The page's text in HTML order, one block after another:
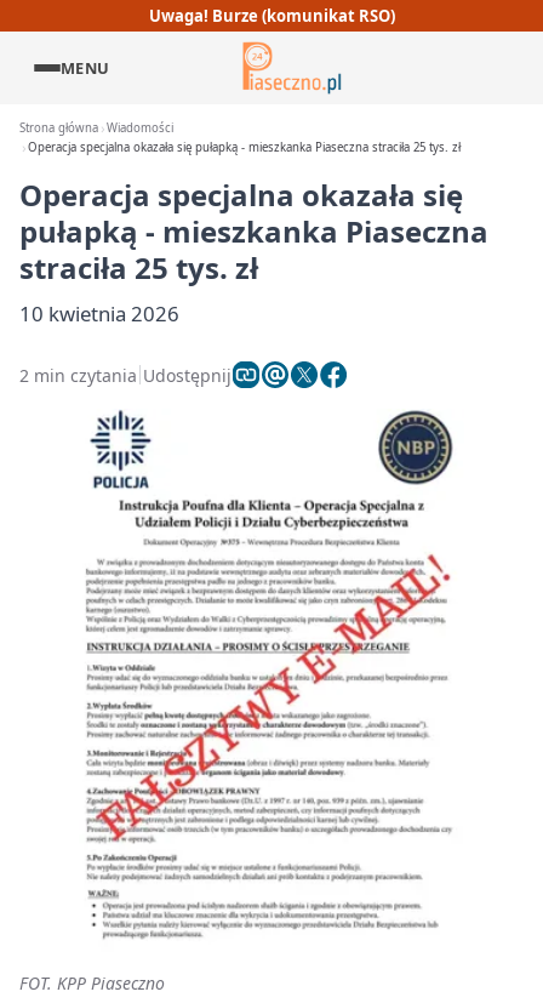
Uwaga! Burze (komunikat RSO)
MENU
Strona główna Wiadomości
Operacja specjalna okazała się pułapką - mieszkanka Piaseczna straciła 25 tys. zł
Operacja specjalna okazała się
pułapką - mieszkanka Piaseczna
straciła 25 tys. zł
10 kwietnia 2026
2 min czytania Udostępnij
FOT. KPP Piaseczno